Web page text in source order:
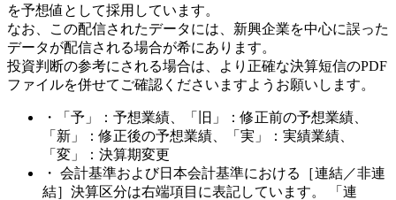
を予想値として採用しています。
なお、この配信されたデータには、新興企業を中心に誤った
データが配信される場合が希にあります。
投資判断の参考にされる場合は、より正確な決算短信のPDF
ファイルを併せてご確認くださいますようお願いします。
・「予」：予想業績、「旧」：修正前の予想業績、
「新」：修正後の予想業績、「実」：実績業績、
「変」：決算期変更
・ 会計基準および日本会計基準における［連結／非連
結］決算区分は右端項目に表記しています。 「連